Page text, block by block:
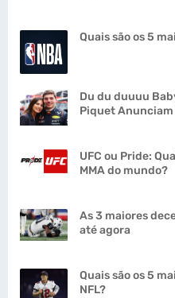
Quais são os 5
Du du duuuu
Piquet Anunciam
UFC ou Pride:
MMA do mundo?
As 3 maiores
até agora
Quais são os 5
NFL?